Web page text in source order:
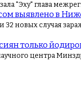
"Эху" глава
32 новых случая
центра